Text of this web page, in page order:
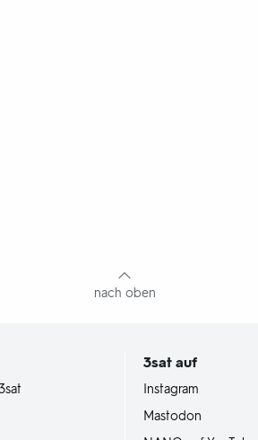
nach oben
3sat auf
Instagram
Mastodon